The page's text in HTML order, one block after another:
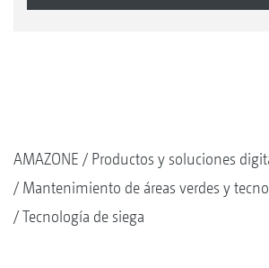
AMAZONE
Productos y soluciones
Mantenimiento de áreas verdes y
Tecnología de siega